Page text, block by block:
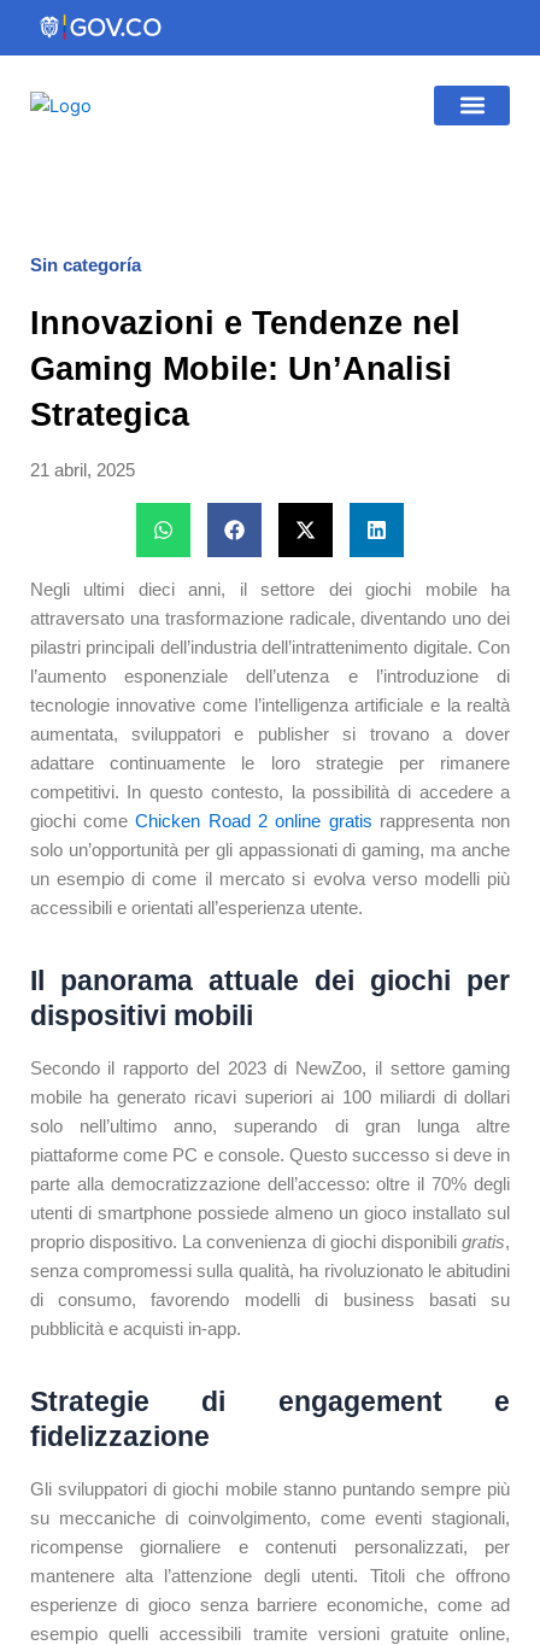
Sin categoría
Innovazioni e Tendenze nel
Gaming Mobile: Un’Analisi
Strategica
21 abril, 2025
Negli ultimi dieci anni, il settore dei giochi mobile ha
attraversato una trasformazione radicale, diventando uno dei
pilastri principali dell’industria dell’intrattenimento digitale. Con
l’aumento esponenziale dell’utenza e l’introduzione di
tecnologie innovative come l’intelligenza artificiale e la realtà
aumentata, sviluppatori e publisher si trovano a dover
adattare continuamente le loro strategie per rimanere
competitivi. In questo contesto, la possibilità di accedere a
giochi comeChicken Road 2 online gratis rappresenta non
solo un’opportunità per gli appassionati di gaming, ma anche
un esempio di come il mercato si evolva verso modelli più
accessibili e orientati all’esperienza utente.
Il panorama attuale dei giochi per
dispositivi mobili
Secondo il rapporto del 2023 di NewZoo, il settore gaming
mobile ha generato ricavi superiori ai 100 miliardi di dollari
solo nell’ultimo anno, superando di gran lunga altre
piattaforme come PC e console. Questo successo si deve in
parte alla democratizzazione dell’accesso: oltre il 70% degli
utenti di smartphone possiede almeno un gioco installato sul
proprio dispositivo. La convenienza di giochi disponibiligratis,
senza compromessi sulla qualità, ha rivoluzionato le abitudini
di consumo, favorendo modelli di business basati su
pubblicità e acquisti in-app.
Strategie di engagement e
fidelizzazione
Gli sviluppatori di giochi mobile stanno puntando sempre più
su meccaniche di coinvolgimento, come eventi stagionali,
ricompense giornaliere e contenuti personalizzati, per
mantenere alta l’attenzione degli utenti. Titoli che offrono
esperienze di gioco senza barriere economiche, come ad
esempio quelli accessibili tramite versioni gratuite online,